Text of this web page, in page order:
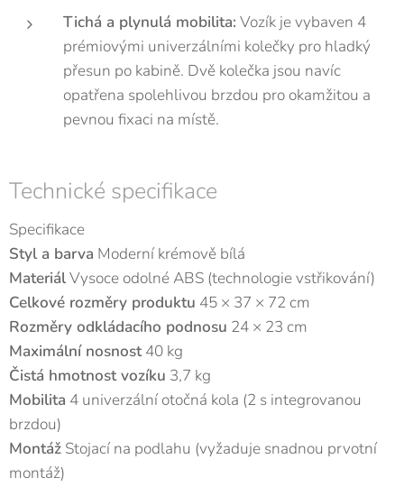
Tichá a plynulá mobilita: Vozík je vybaven 4
prémiovými univerzálními kolečky pro hladký
přesun po kabině. Dvě kolečka jsou navíc
opatřena spolehlivou brzdou pro okamžitou a
pevnou fixaci na místě.
Technické specifikace
Specifikace
Styl a barva Moderní krémově bílá
MateriálVysoce odolné ABS (technologie vstřikování)
Celkové rozměry produktu 45 × 37 × 72 cm
Rozměry odkládacího podnosu 24 × 23 cm
Maximální nosnost40 kg
Čistá hmotnost vozíku 3,7 kg
Mobilita 4 univerzální otočná kola (2 s integrovanou
brzdou)
Montáž Stojací na podlahu (vyžaduje snadnou prvotní
montáž)